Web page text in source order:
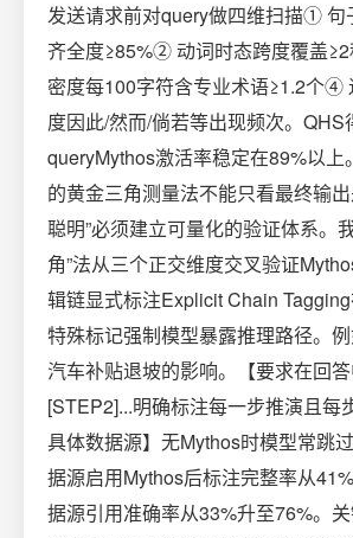
发送请求前对query做四维扫描① 句
齐全度≥85%② 动词时态跨度覆盖
密度每100字符含专业术语≥1.2个④
度因此/然而/倘若等出现频次。QHS
queryMythos激活率稳定在89%以上
的黄金三角测量法不能只看最终输
聪明”必须建立可量化的验证体系。
角”法从三个正交维度交叉验证
辑链显式标注Explicit Chain
特殊标记强制模型暴露推理路径。
汽车补贴退坡的影响。【要求在回答
[STEP2]...明确标注每一步推演且每
具体数据源】无Mythos时模型常跳
据源启用Mythos后标注完整率从
据源引用准确率从33%升至76%。